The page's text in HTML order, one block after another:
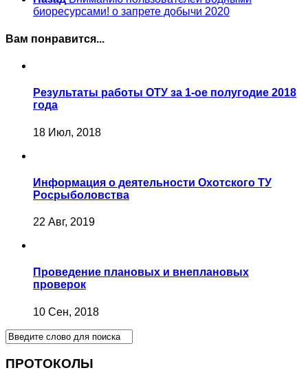
биоресурсами! о запрете добычи 2020
Вам понравится...
Результаты работы ОТУ за 1-ое полугодие 2018
года
18 Июл, 2018
Информация о деятельности Охотского ТУ
Росрыболовства
22 Авг, 2019
Проведение плановых и внеплановых
проверок
10 Сен, 2018
ПРОТОКОЛЫ